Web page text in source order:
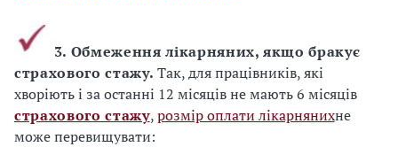
3. Обмеження лікарняних, якщо бракує
страхового стажу. Так, для працівників, які
хворіють і за останні 12 місяців не мають 6 місяців
страхового стажу,розмір оплати лікарнянихне
може перевищувати: